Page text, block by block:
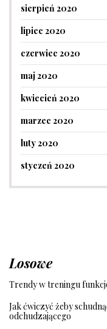
sierpień 2020
lipiec 2020
czerwiec 2020
maj 2020
kwiecień 2020
marzec 2020
luty 2020
styczeń 2020
Losowe
Trendy w treningu
Jak ćwiczyć żeby
odchudzającego